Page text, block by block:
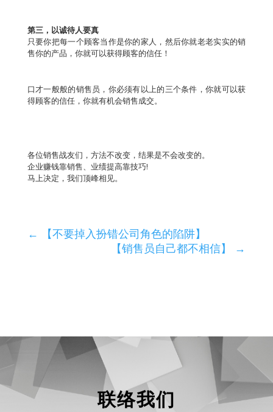
第三，以诚待人要真
只要你把每一个顾客当作是你的家人，然后你就老老实实的销
售你的产品，你就可以获得顾客的信任！
口才一般般的销售员，你必须有以上的三个条件，你就可以获
得顾客的信任，你就有机会销售成交。
各位销售战友们，方法不改变，结果是不会改变的。
企业赚钱靠销售、业绩提高靠技巧!
马上决定，我们顶峰相见。
←
【不要掉入扮错公司角色的陷阱】
【销售员自己都不相信】
→
联络我们